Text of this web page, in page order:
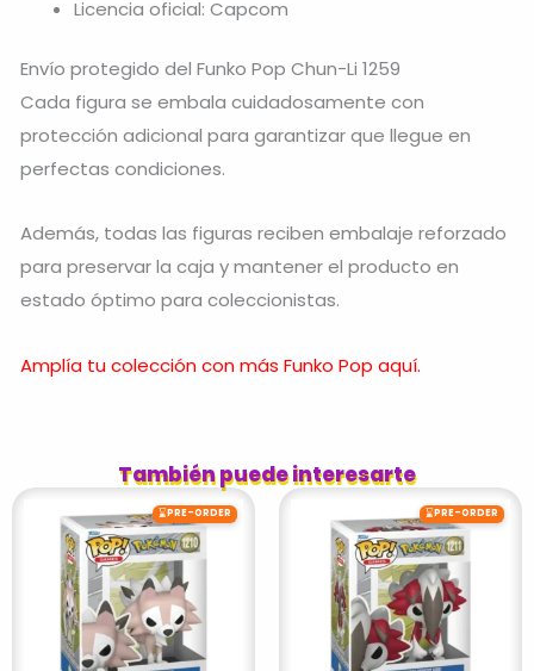
Licencia oficial: Capcom
Envío protegido del Funko Pop Chun-Li 1259
Cada figura se embala cuidadosamente con
protección adicional para garantizar que llegue en
perfectas condiciones.
Además, todas las figuras reciben embalaje reforzado
para preservar la caja y mantener el producto en
estado óptimo para coleccionistas.
Amplía tu colección con más Funko Pop aquí.
También puede interesarte
⌛PRE-ORDER ⌛PRE-ORDER